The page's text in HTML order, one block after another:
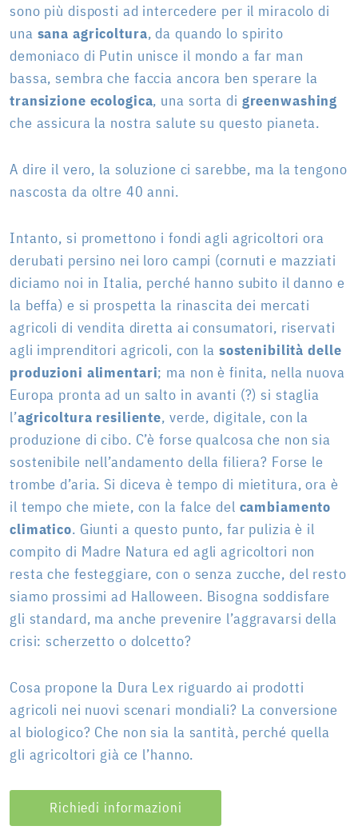
sono più disposti ad intercedere per il miracolo di
una sana agricoltura, da quando lo spirito
demoniaco di Putin unisce il mondo a far man
bassa, sembra che faccia ancora ben sperare la
transizione ecologica, una sorta di greenwashing
che assicura la nostra salute su questo pianeta.
A dire il vero, la soluzione ci sarebbe, ma la tengono
nascosta da oltre 40 anni.
Intanto, si promettono i fondi agli agricoltori ora
derubati persino nei loro campi (cornuti e mazziati
diciamo noi in Italia, perché hanno subito il danno e
la beffa) e si prospetta la rinascita dei mercati
agricoli di vendita diretta ai consumatori, riservati
agli imprenditori agricoli, con la sostenibilità delle
produzioni alimentari; ma non è finita, nella nuova
Europa pronta ad un salto in avanti (?) si staglia
l’agricoltura resiliente, verde, digitale, con la
produzione di cibo. C’è forse qualcosa che non sia
sostenibile nell’andamento della filiera? Forse le
trombe d’aria. Si diceva è tempo di mietitura, ora è
il tempo che miete, con la falce del cambiamento
climatico. Giunti a questo punto, far pulizia è il
compito di Madre Natura ed agli agricoltori non
resta che festeggiare, con o senza zucche, del resto
siamo prossimi ad Halloween. Bisogna soddisfare
gli standard, ma anche prevenire l’aggravarsi della
crisi: scherzetto o dolcetto?
Cosa propone la Dura Lex riguardo ai prodotti
agricoli nei nuovi scenari mondiali? La conversione
al biologico? Che non sia la santità, perché quella
gli agricoltori già ce l’hanno.
Richiedi informazioni